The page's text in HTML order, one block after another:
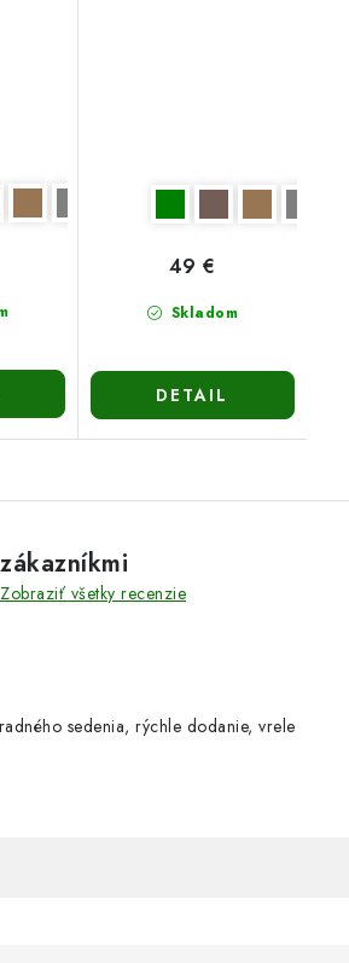
Skladom
49 €
DETAIL
Zobraziť všetky recenzie
sedenia, rýchle dodanie, vrele